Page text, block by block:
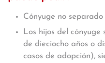
Cónyuge no
Los hijos del cónyuge
de dieciocho años o
casos de adopción),